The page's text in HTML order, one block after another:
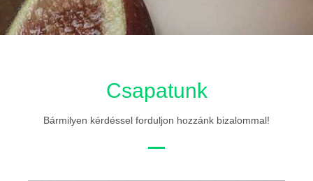
Csapatunk
Bármilyen kérdéssel forduljon hozzánk bizalommal!